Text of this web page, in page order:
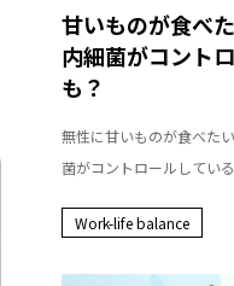
甘いものが食べ
内細菌がコント
も？
無性に甘いものが食べた
菌がコントロールしてい
Work-life balance